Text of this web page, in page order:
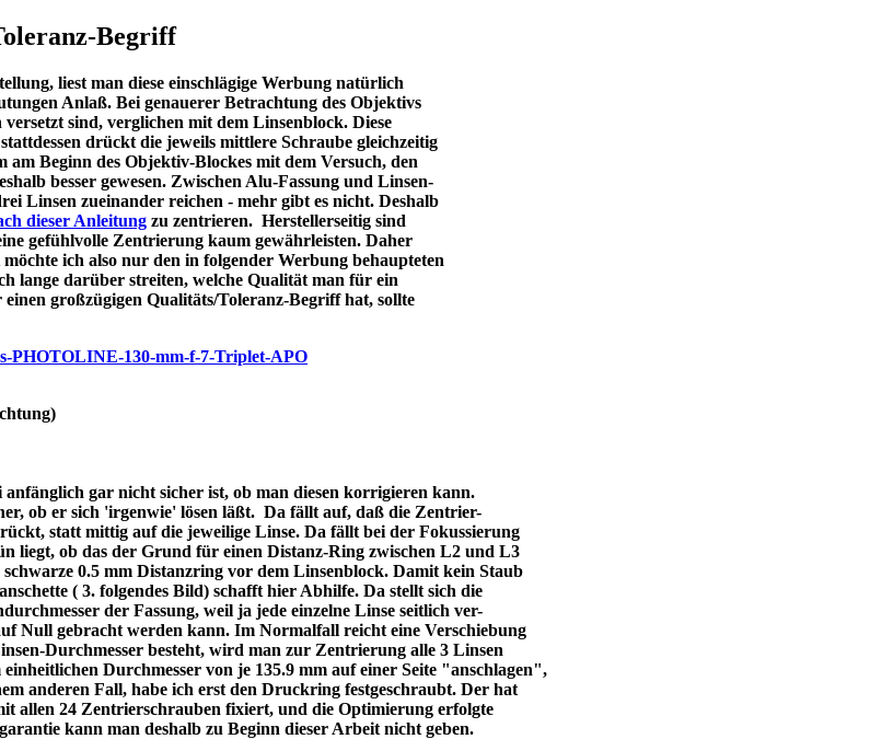
Begriff
liest man diese einschlägige Werbung natürlich
Anlaß. Bei genauerer Betrachtung des Objektivs
sind, verglichen mit dem Linsenblock. Diese
drückt die jeweils mittlere Schraube gleichzeitig
Beginn des Objektiv-Blockes mit dem Versuch, den
besser gewesen. Zwischen Alu-Fassung und Linsen-
Linsen zueinander reichen - mehr gibt es nicht. Deshalb
dieser Anleitung zu zentrieren. Herstellerseitig sind
gefühlvolle Zentrierung kaum gewährleisten. Daher
ich also nur den in folgender Werbung behaupteten
lange darüber streiten, welche Qualität man für ein
großzügigen Qualitäts/Toleranz-Begriff hat, sollte
PHOTOLINE-130-mm-f-7-Triplet-APO
gar nicht sicher ist, ob man diesen korrigieren kann.
ob er sich 'irgenwie' lösen läßt. Da fällt auf, daß die Zentrier-
statt mittig auf die jeweilige Linse. Da fällt bei der Fokussierung
liegt, ob das der Grund für einen Distanz-Ring zwischen L2 und L3
0.5 mm Distanzring vor dem Linsenblock. Damit kein Staub
( 3. folgendes Bild) schafft hier Abhilfe. Da stellt sich die
der Fassung, weil ja jede einzelne Linse seitlich ver-
Null gebracht werden kann. Im Normalfall reicht eine Verschiebung
Durchmesser besteht, wird man zur Zentrierung alle 3 Linsen
Durchmesser von je 135.9 mm auf einer Seite "anschlagen",
anderen Fall, habe ich erst den Druckring festgeschraubt. Der hat
allen 24 Zentrierschrauben fixiert, und die Optimierung erfolgte
kann man deshalb zu Beginn dieser Arbeit nicht geben.